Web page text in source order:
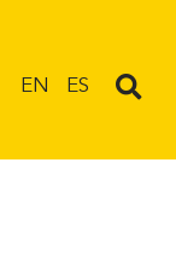
EN ES